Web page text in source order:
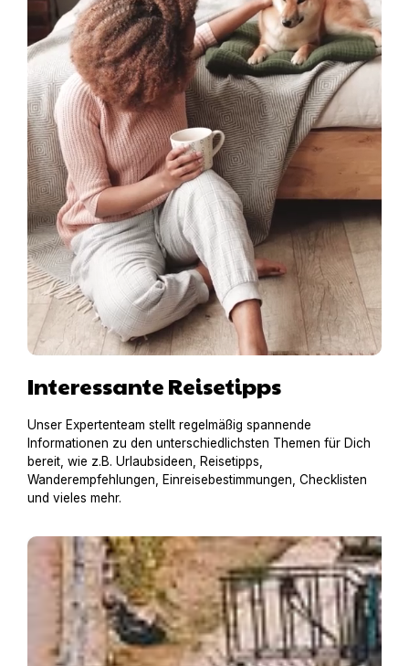
Interessante Reisetipps
Unser Expertenteam stellt regelmäßig spannende
Informationen zu den unterschiedlichsten Themen für Dich
bereit, wie z.B. Urlaubsideen, Reisetipps,
Wanderempfehlungen, Einreisebestimmungen, Checklisten
und vieles mehr.
Hausboot mit Hund